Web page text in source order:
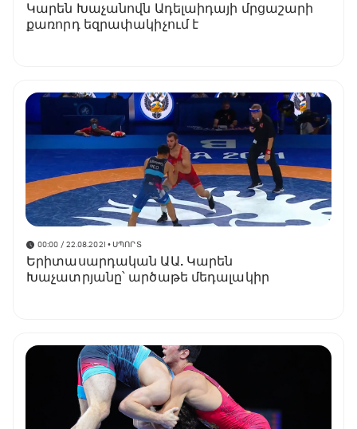
Կարեն Խաչանովն Ադելաիդայի մրցաշարի
քառորդ եզրափակիչում է
00:00 / 22.08.2021 • ՍՊՈՐՏ
Երիտասարդական ԱԱ. Կարեն
Խաչատրյանը՝ արծաթե մեդալակիր